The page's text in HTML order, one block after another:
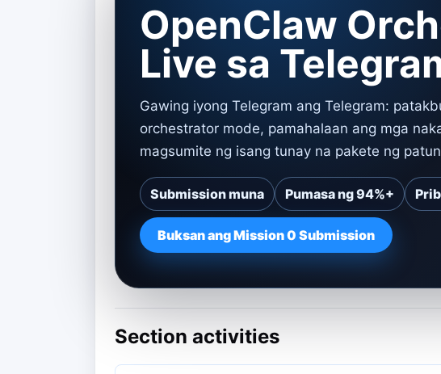
OpenClaw
Live sa
Gawing iyong Telegram ang Telegram:
orchestrator mode, pamahalaan ang mga
magsumite ng isang tunay na pakete ng
Submission muna Pumasa ng 94%+
Buksan ang Mission 0 Submission
Section activities